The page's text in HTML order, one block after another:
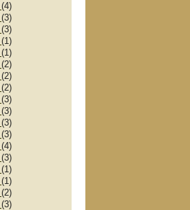
(4)
(3)
(3)
(1)
(1)
(2)
(2)
(2)
(3)
(3)
(3)
(3)
(4)
(3)
(1)
(1)
(2)
(3)